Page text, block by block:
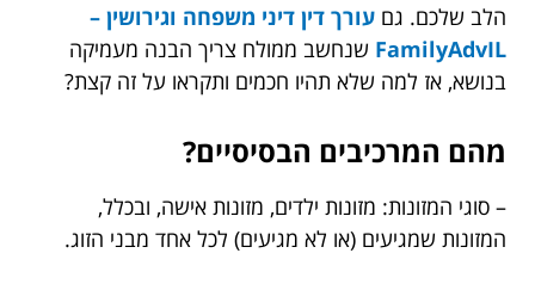
הלב שלכם. גם עורך דין דיני משפחה וגירושין –
FamilyAdvIL שנחשב ממולח צריך הבנה מעמיקה
בנושא, אז למה שלא תהיו חכמים ותקראו על זה קצת?
מהם המרכיבים הבסיסיים?
– סוגי המזונות: מזונות ילדים, מזונות אישה, ובכלל,
המזונות שמגיעים (או לא מגיעים) לכל אחד מבני הזוג.